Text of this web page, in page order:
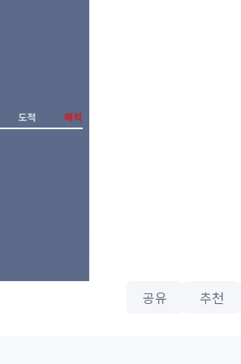
공유 추천